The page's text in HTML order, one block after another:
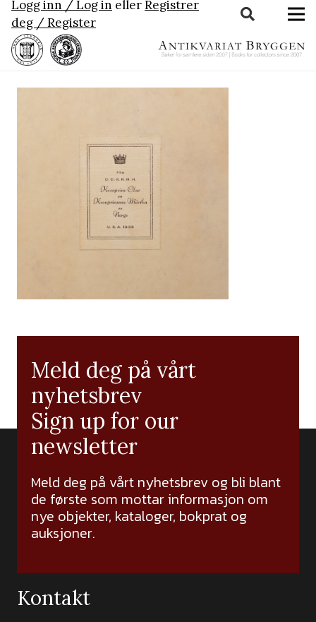
Logg inn / Log in ellerRegistrer
deg / Register
Meld deg på vårt
nyhetsbrev
Sign up for our
newsletter
Meld deg på vårt nyhetsbrev og bli blant
de første som mottar informasjon om
nye objekter, kataloger, bokprat og
auksjoner.
Kontakt